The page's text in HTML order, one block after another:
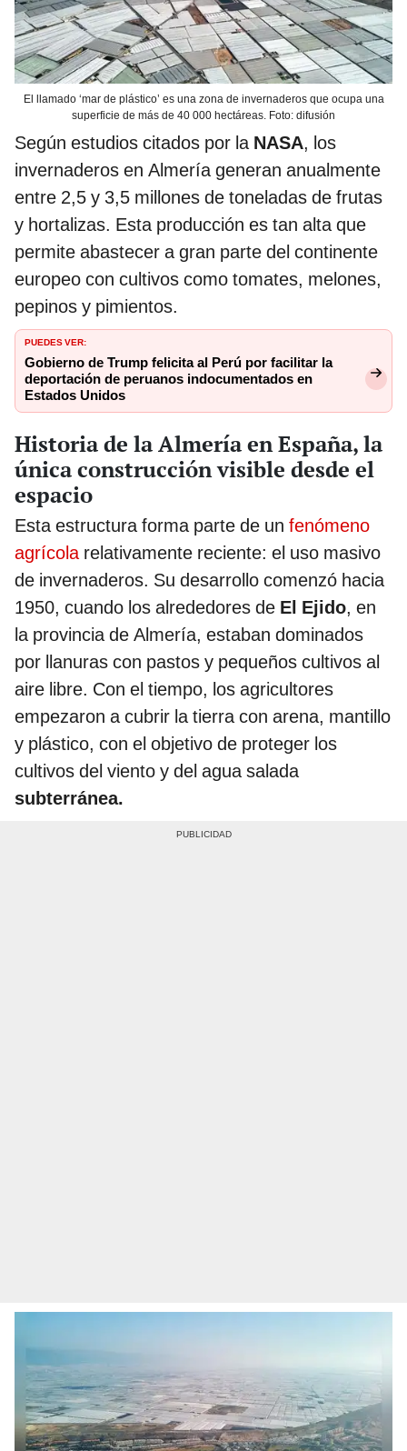
El llamado ‘mar de plástico’ es una zona de invernaderos que ocupa una
superficie de más de 40 000 hectáreas. Foto: difusión
Según estudios citados por la NASA, los
invernaderos en Almería generan anualmente
entre 2,5 y 3,5 millones de toneladas de frutas
y hortalizas. Esta producción es tan alta que
permite abastecer a gran parte del continente
europeo con cultivos como tomates, melones,
pepinos y pimientos.
PUEDES VER:
Gobierno de Trump felicita al Perú por facilitar la
deportación de peruanos indocumentados en
Estados Unidos
Historia de la Almería en España, la
única construcción visible desde el
espacio
Esta estructura forma parte de un fenómeno
agrícola relativamente reciente: el uso masivo
de invernaderos. Su desarrollo comenzó hacia
1950, cuando los alrededores de El Ejido, en
la provincia de Almería, estaban dominados
por llanuras con pastos y pequeños cultivos al
aire libre. Con el tiempo, los agricultores
empezaron a cubrir la tierra con arena, mantillo
y plástico, con el objetivo de proteger los
cultivos del viento y del agua salada
subterránea.